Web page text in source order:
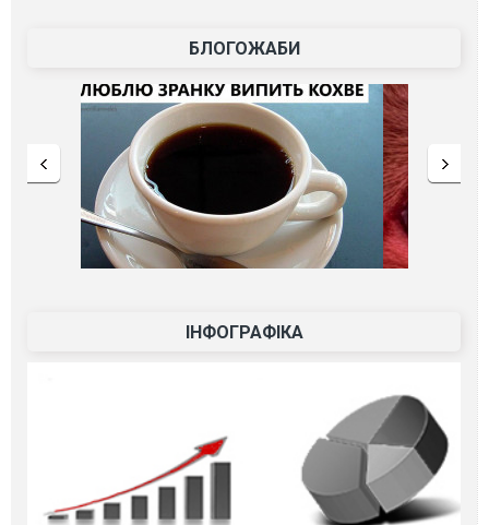
БЛОГОЖАБИ
ІНФОГРАФІКА